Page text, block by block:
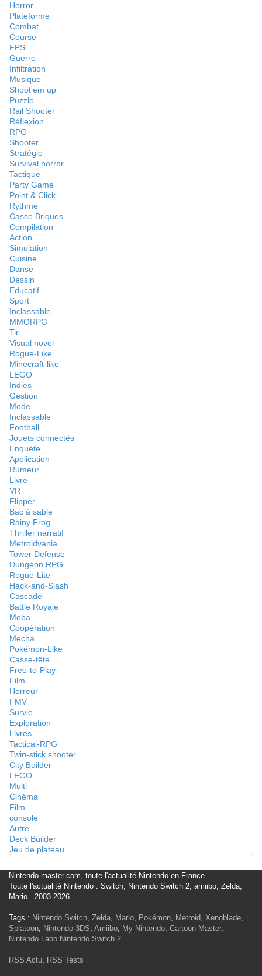
Horror
Plateforme
Combat
Course
FPS
Guerre
Infiltration
Musique
Shoot'em up
Puzzle
Rail Shooter
Réflexion
RPG
Shooter
Stratégie
Survival horror
Tactique
Party Game
Point & Click
Rythme
Casse Briques
Compilation
Action
Simulation
Cuisine
Danse
Dessin
Educatif
Sport
Inclassable
MMORPG
Tir
Visual novel
Rogue-Like
Minecraft-like
LEGO
Indies
Gestion
Mode
Inclassable
Football
Jouets connectés
Enquête
Application
Rumeur
Livre
VR
Flipper
Bac à sable
Rainy Frog
Thriller narratif
Metroidvania
Tower Defense
Dungeon RPG
Rogue-Lite
Hack-and-Slash
Cascade
Battle Royale
Moba
Coopération
Mecha
Pokémon-Like
Casse-tête
Free-to-Play
Film
Horreur
FMV
Survie
Exploration
Livres
Tactical-RPG
Twin-stick shooter
City Builder
LEGO
Multi
Cinéma
Film
console
Autre
Deck Builder
Jeu de plateau
Nintendo-master.com, toute l'actualité Nintendo en France
Toute l'actualité Nintendo : Switch, Nintendo Switch 2, amiibo, Zelda,
Mario - 2003-2026
Tags : Nintendo Switch, Zelda, Mario, Pokémon, Metroid, Xenoblade,
Splatoon, Nintendo 3DS, Amiibo, My Nintendo, Cartoon Master,
Nintendo Labo Nintendo Switch 2
RSS Actu, RSS Tests